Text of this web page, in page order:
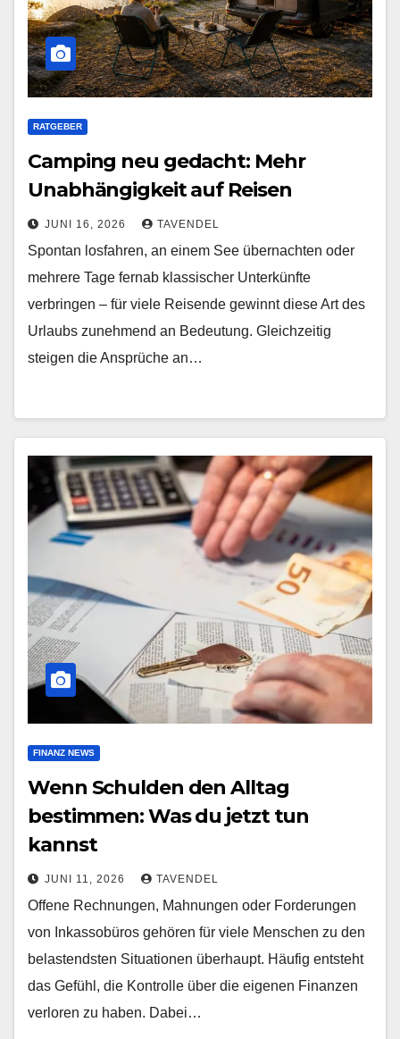
RATGEBER
Camping neu gedacht: Mehr
Unabhängigkeit auf Reisen
JUNI 16, 2026 TAVENDEL
Spontan losfahren, an einem See übernachten oder
mehrere Tage fernab klassischer Unterkünfte
verbringen – für viele Reisende gewinnt diese Art des
Urlaubs zunehmend an Bedeutung. Gleichzeitig
steigen die Ansprüche an…
FINANZ NEWS
Wenn Schulden den Alltag
bestimmen: Was du jetzt tun
kannst
JUNI 11, 2026 TAVENDEL
Offene Rechnungen, Mahnungen oder Forderungen
von Inkassobüros gehören für viele Menschen zu den
belastendsten Situationen überhaupt. Häufig entsteht
das Gefühl, die Kontrolle über die eigenen Finanzen
verloren zu haben. Dabei…